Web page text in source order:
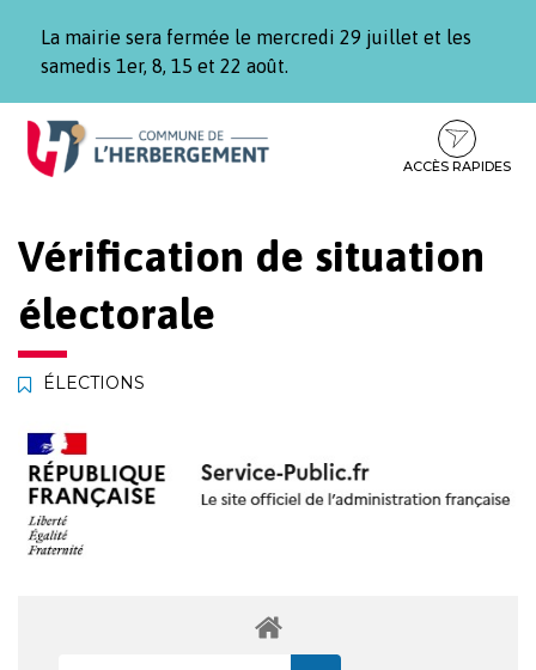
La mairie sera fermée le mercredi 29 juillet et les
samedis 1er, 8, 15 et 22 août.
Aller
Aller
contenu
Aller
pied
ACCÈS RAPIDES
Vérification de situation
électorale
ÉLECTIONS